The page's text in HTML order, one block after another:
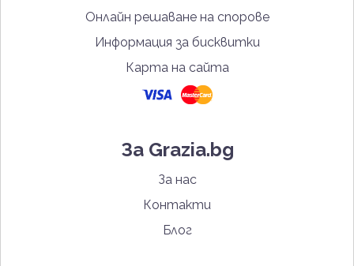
Онлайн решаване на спорове
Информация за бисквитки
Карта на сайта
За Grazia.bg
За нас
Контакти
Блог